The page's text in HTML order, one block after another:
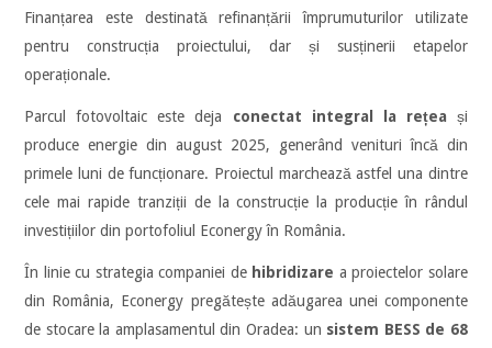
Finanțarea este destinată refinanțării împrumuturilor utilizate
pentru construcția proiectului, dar și susținerii etapelor
operaționale.
Parcul fotovoltaic este deja conectat integral la rețea și
produce energie din august 2025, generând venituri încă din
primele luni de funcționare. Proiectul marchează astfel una dintre
cele mai rapide tranziții de la construcție la producție în rândul
investițiilor din portofoliul Econergy în România.
În linie cu strategia companiei de hibridizare a proiectelor solare
din România, Econergy pregătește adăugarea unei componente
de stocare la amplasamentul din Oradea: un sistem BESS de 68